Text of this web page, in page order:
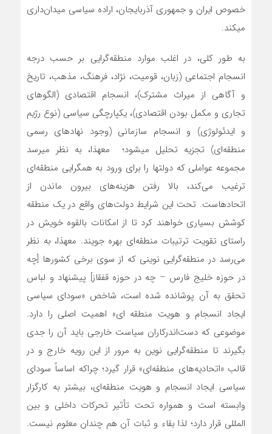
خصوص ایران و جمهوری آذربایجان، اراده سیاسی میدان‏‌داری
می‏کند.
به طور کلی، در اغلب موارد منطقه‌گرایی بر حسب درجه
انسجام اجتماعی (زبان، قومیت، نژاد، فرهنگ، مذهب، تاریخ
و آگاهی از میراث مشترک)، انسجام اقتصادی (الگوهای
تجاری و مکمل بودن اقتصادی)، یکپارچگی سیاسی (نوع رژیم
و ایدئولوژی) و انسجام سازمانی (وجود نهادهای رسمی
منطقه‏‌ای) تجزیه تحلیل می‏شود؛ معهذا، به نظر می‏رسد
مجموعه عواملی که دولتها را برای ورود به همگرایی منطقه‌‏ای
ترغیب‌ می‌کند، بالا رفتن هزینه‌های بیرون ماندن از
اتحادهاست. تحت این شرایط دولت‌های واقع در یک منطقه
کوشش بسیاری خواهند کرد تا از امکانات بالقوه خویش در
راستای تقویت ترتیبات منطقه‏‌ای بهره جویند. معهذا، به نظر‌
می‌رسد در منطقه‌گرایی نوینی که از سوی برخی کشورها [چه
در حوزه خلیج فارس – چه در حوزه قفقاز] پیشنهاد و لباس
تحقق به آن پوشانده شده است، شاخص «سودای سیاسی
ایجاد انسجام و هویت منطقه ای» اهمیت اصلی را دارد.
موضوعی که دست‏‌اندرکاران سیاست خارجی باید آن را جدی
بگیرند تا منطقه‏‌گرایی نوین به مرور از این رویه خارج و در
قالب «اتحادیه‌های منطقه‌ای» قرار گیرد؛ چراکه اساساً سودای
سیاسی ایجاد انسجام و هویت منطقه‌‏ای، بیشتر به کارگزار
وابسته است و همواره تحت تأثیر تحرکات داخلی و بین
المللی قرار دارد؛ لذا بقاء و ثبات آن هم چندان معلوم نیست.